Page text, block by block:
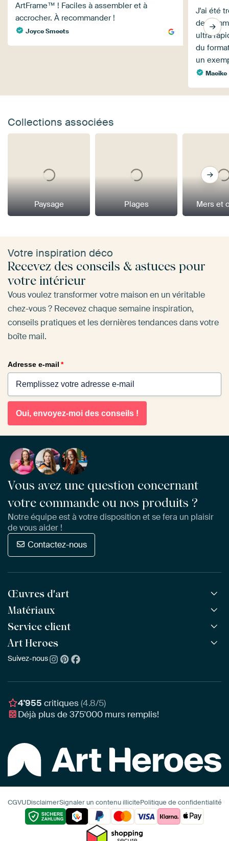
ArtFrame™ ! Faciles à assembler et à
accrocher. À recommander !
Joyce Smeets
J'ai été
de
ultra
du
un
Maeike
Collections associées
Paysage Plages Mers et
Votre inspiration déco
Recevez des conseils & astuces pour
votre intérieur
Vous voulez transformer votre maison en un véritable
chez-vous ? Recevez chaque semaine inspiration,
conseils pratiques et les dernières tendances dans votre
boîte mail.
Adresse e-mail *
Oui, envoyez-moi des conseils !
Vous avez une question concernant
votre commande ou nos produits ?
Notre équipe est à votre disposition et se fera un plaisir
de vous aider !
Contactez-nous
Œuvres d'art
Toutes les œuvres
Toutes les collections
Tous les artistes
Meilleures ventes
Matériaux
ArtFrame™ POPULAIRE
ArtFrame™ en bois
Toile
Service client
Questions fréquentes
Commander
Montage & Accrochage
Chèques cadeaux
Art Heroes
À propos de nous
Récompenses
Professionnels
Suivez-nous
4'955 critiques(4.8/5)
Déjà plus de375'000 murs remplis!
CGVUDisclaimerSignaler un contenu illicitePolitique de confidentialité